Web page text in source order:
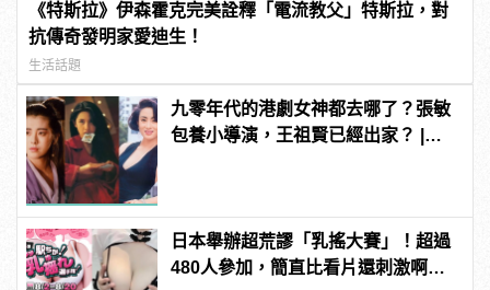
《特斯拉》伊森霍克完美詮釋「電流教父」特斯拉，對
抗傳奇發明家愛迪生！
生活話題
九零年代的港劇女神都去哪了？張敏
包養小導演，王祖賢已經出家？ |
日本舉辦超荒謬「乳搖大賽」！超過
480人參加，簡直比看片還刺激啊！ |